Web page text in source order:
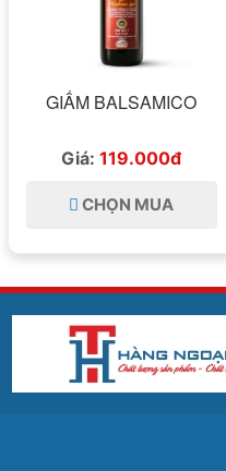
GIẤM BALSAMICO
Giá:119.000đ
CHỌN MUA